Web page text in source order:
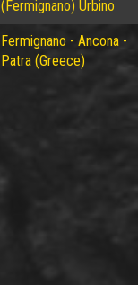
(Fermignano) Urbino
Fermignano - Ancona -
Patra (Greece)